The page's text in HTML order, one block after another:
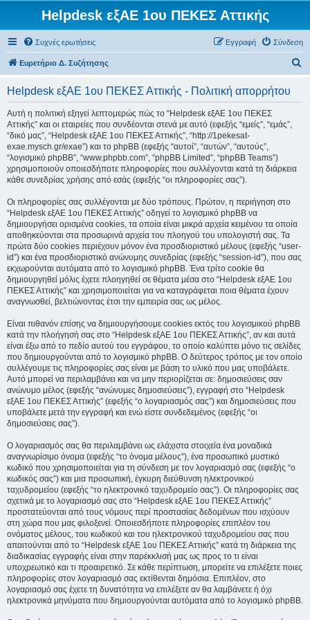
Helpdesk εξΑΕ 1ου ΠΕΚΕΣ Αττικής
Συχνές ερωτήσεις Σύνδεση
Εγγραφή
Ευρετήριο Δ. Συζήτησης
Helpdesk εξΑΕ 1ου ΠΕΚΕΣ Αττικής - Πολιτική απορρήτου
Αυτή η πολιτική εξηγεί λεπτομερώς πώς το “Helpdesk εξΑΕ 1ου ΠΕΚΕΣ
Αττικής” και οι εταιρείες που συνδέονται στενά με αυτό (εφεξής “εμείς”, “εμάς”,
“δικό μας”, “Helpdesk εξΑΕ 1ου ΠΕΚΕΣ Αττικής”, “http://1pekesat-
exae.mysch.gr/exae”) και το phpBB (εφεξής “αυτοί”, “αυτών”, “αυτούς”,
“λογισμικό phpBB”, “www.phpbb.com”, “phpBB Limited”, “phpBB Teams”)
χρησιμοποιούν οποιεσδήποτε πληροφορίες που συλλέγονται κατά τη διάρκεια
κάθε συνεδρίας χρήσης από εσάς (εφεξής “οι πληροφορίες σας”).
Οι πληροφορίες σας συλλέγονται με δύο τρόπους. Πρώτον, η περιήγηση στο
“Helpdesk εξΑΕ 1ου ΠΕΚΕΣ Αττικής” οδηγεί το λογισμικό phpBB να
δημιουργήσει ορισμένα cookies, τα οποία είναι μικρά αρχεία κειμένου τα οποία
αποθηκεύονται στα προσωρινά αρχεία του πλοηγού του υπολογιστή σας. Τα
πρώτα δύο cookies περιέχουν μόνον ένα προσδιοριστικό μέλους (εφεξής “user-
id”) και ένα προσδιοριστικό ανώνυμης συνεδρίας (εφεξής “session-id”), που σας
εκχωρούνται αυτόματα από το λογισμικό phpBB. Ένα τρίτο cookie θα
δημιουργηθεί μόλις έχετε πλοηγηθεί σε θέματα μέσα στο “Helpdesk εξΑΕ 1ου
ΠΕΚΕΣ Αττικής” και χρησιμοποιείται για να καταγράφεται ποια θέματα έχουν
αναγνωσθεί, βελτιώνοντας έτσι την εμπειρία σας ως μέλος.
Είναι πιθανόν επίσης να δημιουργήσουμε cookies εκτός του λογισμικού phpBB
κατά την πλοήγησή σας στο “Helpdesk εξΑΕ 1ου ΠΕΚΕΣ Αττικής”, αν και αυτά
είναι έξω από το πεδίο αυτού του εγγράφου, το οποίο καλύπτει μόνο τις σελίδες
που δημιουργούνται από το λογισμικό phpBB. Ο δεύτερος τρόπος με τον οποίο
συλλέγουμε τις πληροφορίες σας είναι με βάση το υλικό που μας υποβάλετε.
Αυτό μπορεί να περιλαμβάνει και να μην περιορίζεται σε: δημοσιεύσεις σαν
ανώνυμο μέλος (εφεξής “ανώνυμες δημοσιεύσεις”), εγγραφή στο “Helpdesk
εξΑΕ 1ου ΠΕΚΕΣ Αττικής” (εφεξής “ο λογαριασμός σας”) και δημοσιεύσεις που
υποβάλετε μετά την εγγραφή και ενώ είστε συνδεδεμένος (εφεξής “οι
δημοσιεύσεις σας”).
Ο λογαριασμός σας θα περιλαμβάνει ως ελάχιστα στοιχεία ένα μοναδικά
αναγνωρίσιμο όνομα (εφεξής “το όνομα μέλους”), ένα προσωπικό μυστικό
κωδικό που χρησιμοποιείται για τη σύνδεση με τον λογαριασμό σας (εφεξής “ο
κωδικός σας”) και μια προσωπική, έγκυρη διεύθυνση ηλεκτρονικού
ταχυδρομείου (εφεξής “το ηλεκτρονικό ταχυδρομείο σας”). Οι πληροφορίες σας
σχετικά με το λογαριασμό σας στο “Helpdesk εξΑΕ 1ου ΠΕΚΕΣ Αττικής”
προστατεύονται από τους νόμους περί προστασίας δεδομένων που ισχύουν
στη χώρα που μας φιλοξενεί. Οποιεσδήποτε πληροφορίες επιπλέον του
ονόματος μέλους, του κωδικού και του ηλεκτρονικού ταχυδρομείου σας που
απαιτούνται από το “Helpdesk εξΑΕ 1ου ΠΕΚΕΣ Αττικής” κατά τη διάρκεια της
διαδικασίας εγγραφής είναι στην παρέκκλισή μας ως προς το τι είναι
υποχρεωτικό και τι προαιρετικό. Σε κάθε περίπτωση, μπορείτε να επιλέξετε ποιες
πληροφορίες στον λογαριασμό σας εκτίθενται δημόσια. Επιπλέον, στο
λογαριασμό σας έχετε τη δυνατότητα να επιλέξετε αν θα λαμβάνετε ή όχι
ηλεκτρονικά μηνύματα που δημιουργούνται αυτόματα από το λογισμικό phpBB.